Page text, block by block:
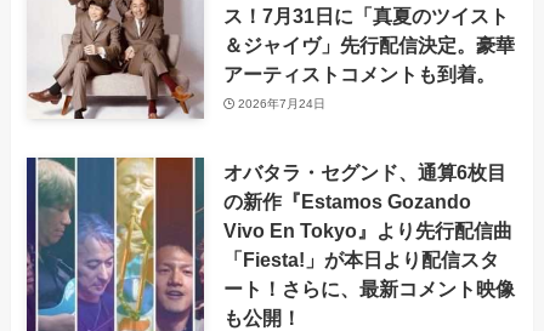
ス！7月31日に「真夏のツイスト
＆ジャイヴ」先行配信決定。豪華
アーティストコメントも到着。
2026年7月24日
オバタラ・セグンド、通算6枚目
の新作『Estamos Gozando
Vivo En Tokyo』より先行配信曲
「Fiesta!」が本日より配信スタ
ート！さらに、最新コメント映像
も公開！